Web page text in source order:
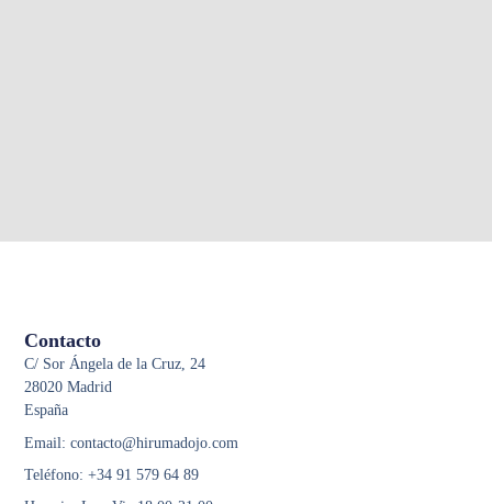
Contacto
C/ Sor Ángela de la Cruz, 24
28020 Madrid
España
Email: contacto@hirumadojo.com
Teléfono: +34 91 579 64 89